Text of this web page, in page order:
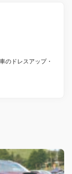
のドレスアップ・